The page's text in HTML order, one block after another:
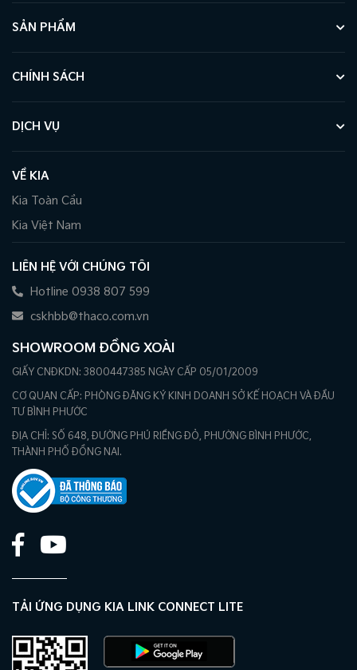
SẢN PHẨM
CHÍNH SÁCH
DỊCH VỤ
VỀ KIA
Kia Toàn Cầu
Kia Việt Nam
LIÊN HỆ VỚI CHÚNG TÔI
Hotline 0938 807 599
cskhbb@thaco.com.vn
SHOWROOM ĐỒNG XOÀI
GIẤY CNĐKDN: 3800447385 NGÀY CẤP 05/01/2009
CƠ QUAN CẤP: PHÒNG ĐĂNG KÝ KINH DOANH SỞ KẾ HOẠCH VÀ ĐẦU
TƯ BÌNH PHƯỚC
ĐỊA CHỈ: SỐ 648, ĐƯỜNG PHÚ RIỀNG ĐỎ, PHƯỜNG BÌNH PHƯỚC,
THÀNH PHỐ ĐỒNG NAI.
TẢI ỨNG DỤNG KIA LINK CONNECT LITE